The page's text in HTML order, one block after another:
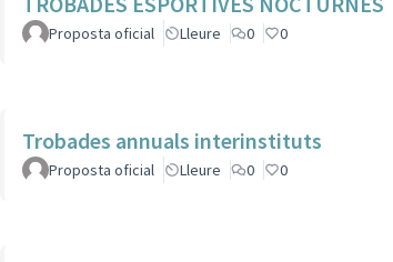
Proposta oficial Lleure 0 0
Trobades annuals interinstituts
Proposta oficial Lleure 0 0